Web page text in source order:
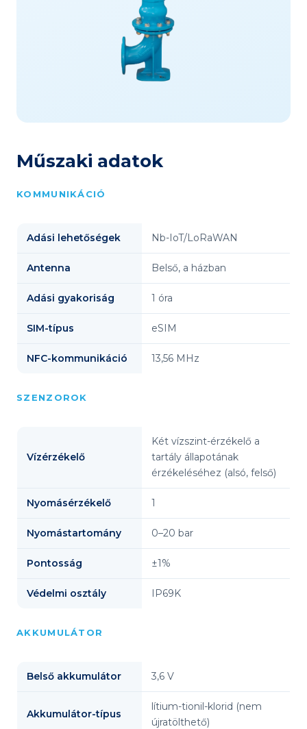
Műszaki adatok
KOMMUNIKÁCIÓ
Adási lehetőségek Nb-IoT/LoRaWAN
Antenna Belső, a házban
Adási gyakoriság 1 óra
SIM-típus eSIM
NFC-kommunikáció 13,56 MHz
SZENZOROK
Vízérzékelő
Két vízszint-érzékelő a
tartály állapotának
érzékeléséhez (alsó, felső)
Nyomásérzékelő 1
Nyomástartomány 0–20 bar
Pontosság ±1%
Védelmi osztály IP69K
AKKUMULÁTOR
Belső akkumulátor 3,6 V
Akkumulátor-típus
lítium-tionil-klorid (nem
újratölthető)